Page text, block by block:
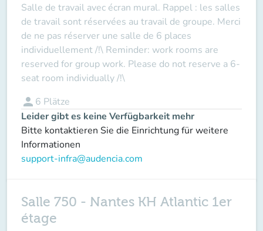
Salle de travail avec écran mural. Rappel : les salles
de travail sont réservées au travail de groupe. Merci
de ne pas réserver une salle de 6 places
individuellement /!\ Reminder: work rooms are
reserved for group work. Please do not reserve a 6-
seat room individually /!\
person 6 Plätze
Leider gibt es keine Verfügbarkeit mehr
Bitte kontaktieren Sie die Einrichtung für weitere
Informationen
support-infra@audencia.com
Salle 750 - Nantes KH Atlantic 1er
étage